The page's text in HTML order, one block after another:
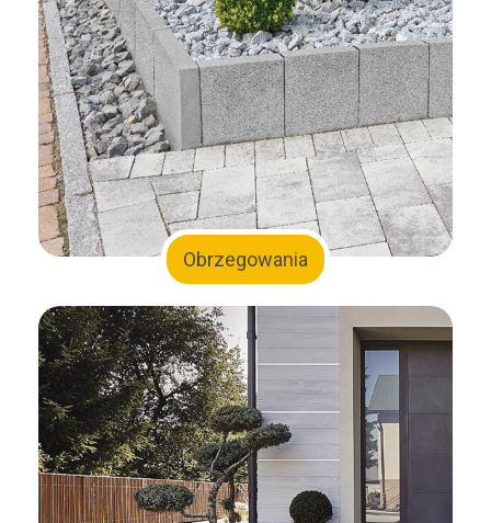
Obrzegowania